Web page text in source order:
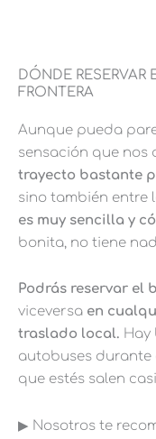
DÓNDE RESERVAR
FRONTERA
Aunque pueda
sensación que nos
trayecto bastante
sino también entre
es muy sencilla y
bonita, no tiene
Podrás reservar el
viceversa en
traslado local. Hay
autobuses durante
que estés salen
▶︎ Nosotros te